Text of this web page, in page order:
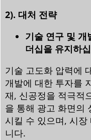
2). 대처 전략
기술 연구 및 개
더십을 유지하
기술 고도화 압력에
개발에 대한 투자를
재, 신공정을 적극적
을 통해 광고 화면의
시킬 수 있으며, 시
니다.